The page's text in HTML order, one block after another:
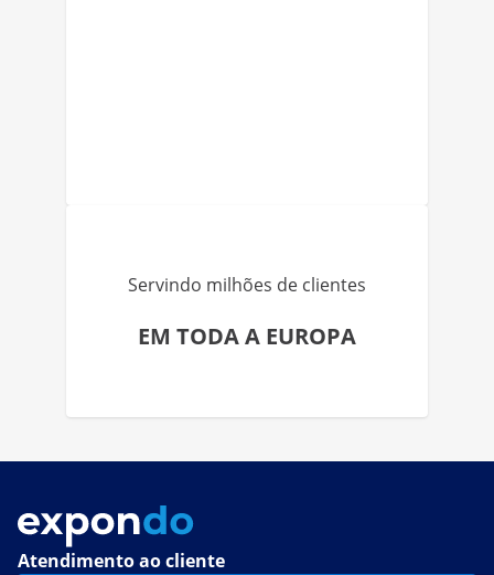
Servindo milhões de clientes
EM TODA A EUROPA
Atendimento ao cliente